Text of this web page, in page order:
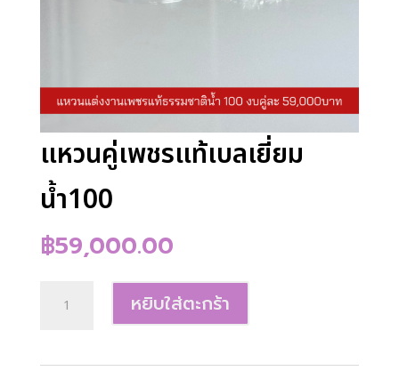
แหวนคู่เพชรแท้เบลเยี่ยม
น้ำ100
฿59,000.00
แหวน
หยิบใส่ตะกร้า